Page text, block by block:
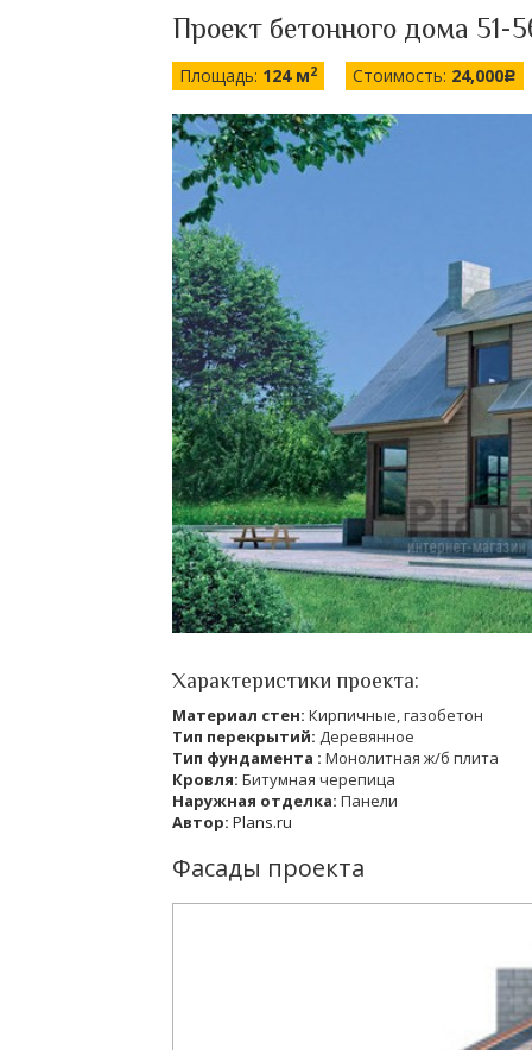
Проект бетонного дома 51-
Площадь: 124 м2 Стоимость: 24,000c
Характеристики проекта:
Материал стен: Кирпичные, газобетон
Тип перекрытий: Деревянное
Тип фундамента : Монолитная ж/б плита
Кровля: Битумная черепица
Наружная отделка: Панели
Автор: Plans.ru
Фасады проекта